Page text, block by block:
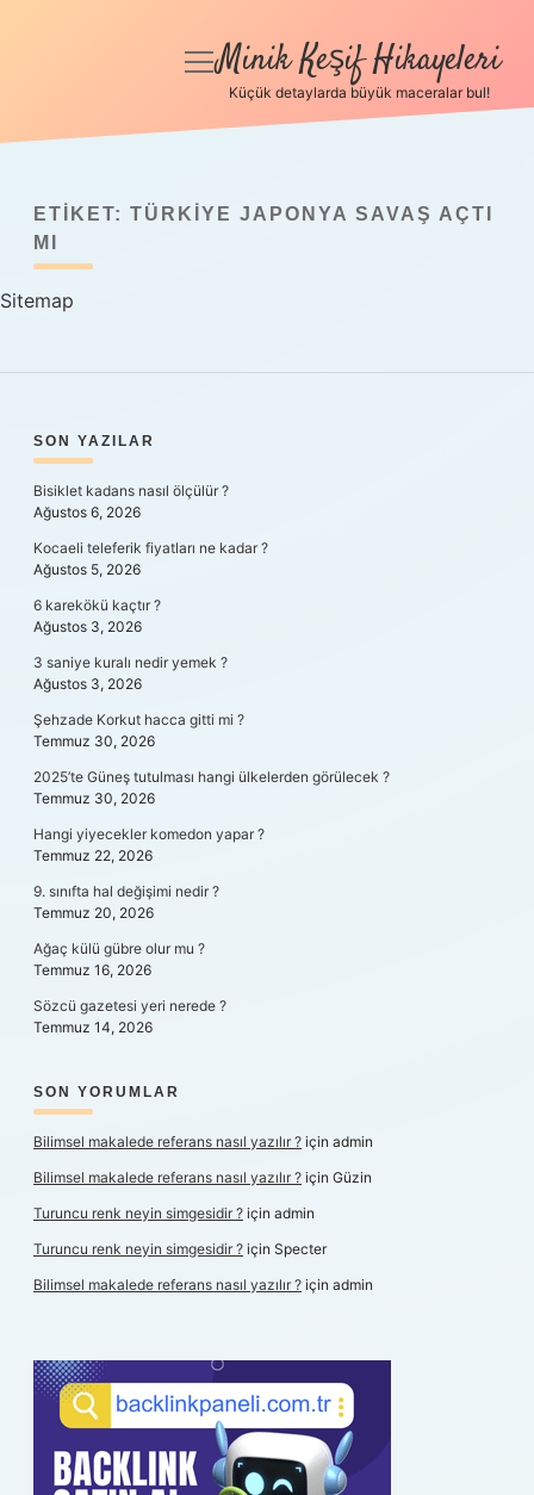
Anasayfa
Hakkımızda
menüyü
Minik Keşif Hikayeleri
Küçük detaylarda büyük maceralar bul!
ETIKET: TÜRKIYE JAPONYA SAVAŞ AÇTI
MI
Sitemap
SIDEBAR
SON YAZILAR
Bisiklet kadans nasıl ölçülür ?
Ağustos 6, 2026
Kocaeli teleferik fiyatları ne kadar ?
Ağustos 5, 2026
6 karekökü kaçtır ?
Ağustos 3, 2026
3 saniye kuralı nedir yemek ?
Ağustos 3, 2026
Şehzade Korkut hacca gitti mi ?
Temmuz 30, 2026
2025’te Güneş tutulması hangi ülkelerden görülecek ?
Temmuz 30, 2026
Hangi yiyecekler komedon yapar ?
Temmuz 22, 2026
9. sınıfta hal değişimi nedir ?
Temmuz 20, 2026
Ağaç külü gübre olur mu ?
Temmuz 16, 2026
Sözcü gazetesi yeri nerede ?
Temmuz 14, 2026
SON YORUMLAR
Bilimsel makalede referans nasıl yazılır ? için admin
Bilimsel makalede referans nasıl yazılır ? için Güzin
Turuncu renk neyin simgesidir ? için admin
Turuncu renk neyin simgesidir ? için Specter
Bilimsel makalede referans nasıl yazılır ? için admin